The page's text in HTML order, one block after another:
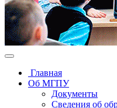
Главная
Об МГПУ
Документы
Сведения об